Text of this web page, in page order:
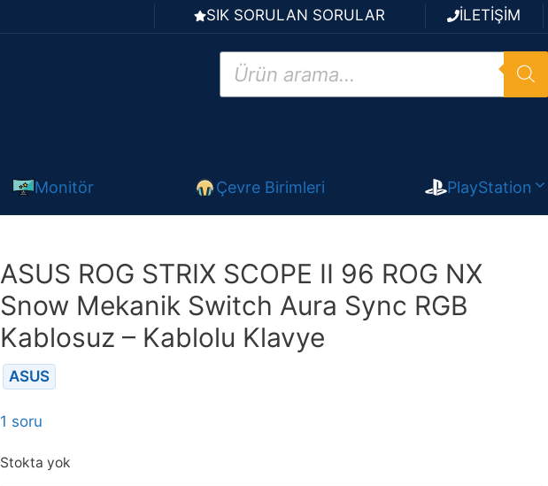
SIK SORULAN SORULAR İLETİŞİM
Products
search
Monitör Çevre Birimleri PlayStation
ASUS ROG STRIX SCOPE II 96 ROG NX
Snow Mekanik Switch Aura Sync RGB
Kablosuz – Kablolu Klavye
ASUS
1 soru
Stokta yok